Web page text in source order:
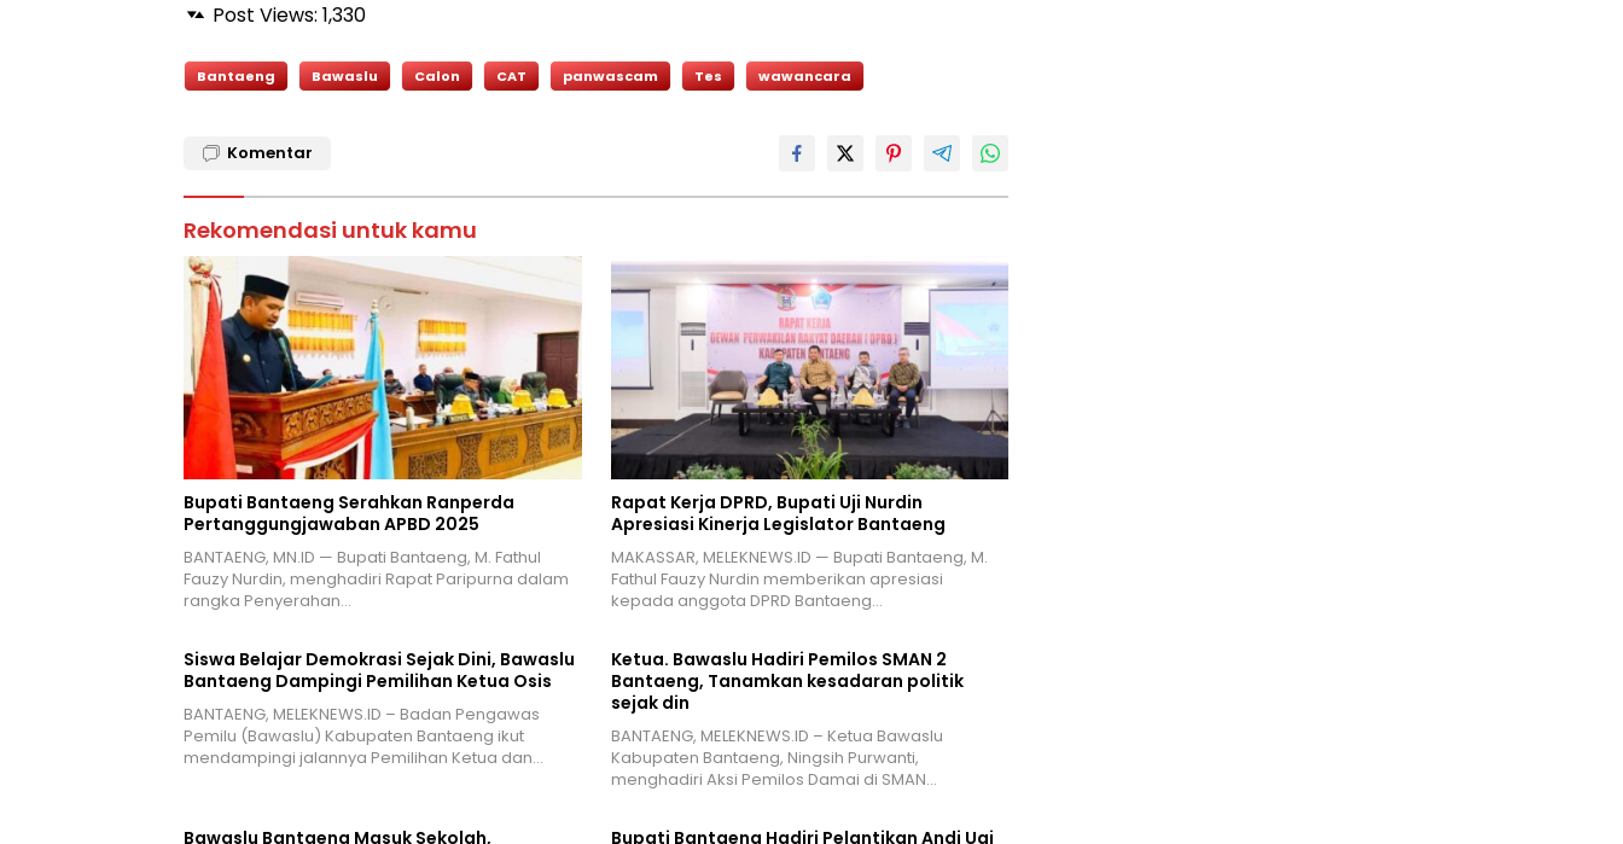
Post Views: 1,330
Bantaeng Bawaslu Calon CAT panwascam Tes wawancara
Komentar
Rekomendasi untuk kamu
Bupati Bantaeng Serahkan Ranperda
Pertanggungjawaban APBD 2025
BANTAENG, MN.ID — Bupati Bantaeng, M. Fathul
Fauzy Nurdin, menghadiri Rapat Paripurna dalam
rangka Penyerahan…
Rapat Kerja DPRD, Bupati Uji Nurdin
Apresiasi Kinerja Legislator Bantaeng
MAKASSAR, MELEKNEWS.ID — Bupati Bantaeng, M.
Fathul Fauzy Nurdin memberikan apresiasi
kepada anggota DPRD Bantaeng…
Siswa Belajar Demokrasi Sejak Dini, Bawaslu
Bantaeng Dampingi Pemilihan Ketua Osis
BANTAENG, MELEKNEWS.ID – Badan Pengawas
Pemilu (Bawaslu) Kabupaten Bantaeng ikut
mendampingi jalannya Pemilihan Ketua dan…
Ketua. Bawaslu Hadiri Pemilos SMAN 2
Bantaeng, Tanamkan kesadaran politik
sejak din
BANTAENG, MELEKNEWS.ID – Ketua Bawaslu
Kabupaten Bantaeng, Ningsih Purwanti,
menghadiri Aksi Pemilos Damai di SMAN…
Bawaslu Bantaeng Masuk Sekolah, Bupati Bantaeng Hadiri Pelantikan Andi Ugi